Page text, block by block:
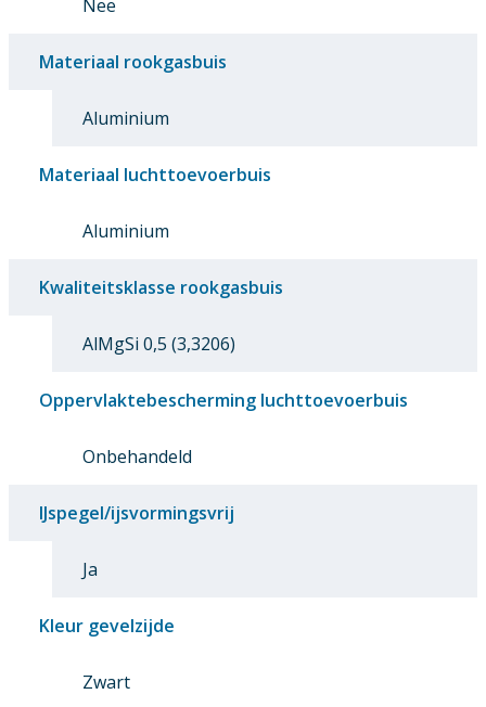
Nee
Materiaal rookgasbuis
Aluminium
Materiaal luchttoevoerbuis
Aluminium
Kwaliteitsklasse rookgasbuis
AlMgSi 0,5 (3,3206)
Oppervlaktebescherming luchttoevoerbuis
Onbehandeld
IJspegel/ijsvormingsvrij
Ja
Kleur gevelzijde
Zwart